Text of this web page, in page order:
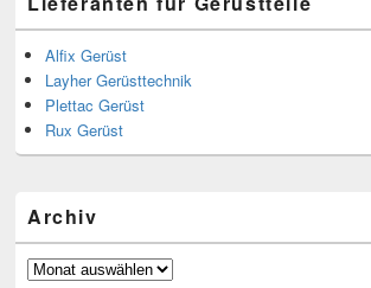
Alfix Gerüst
Layher Gerüsttechnik
Plettac Gerüst
Rux Gerüst
Archiv
Archiv